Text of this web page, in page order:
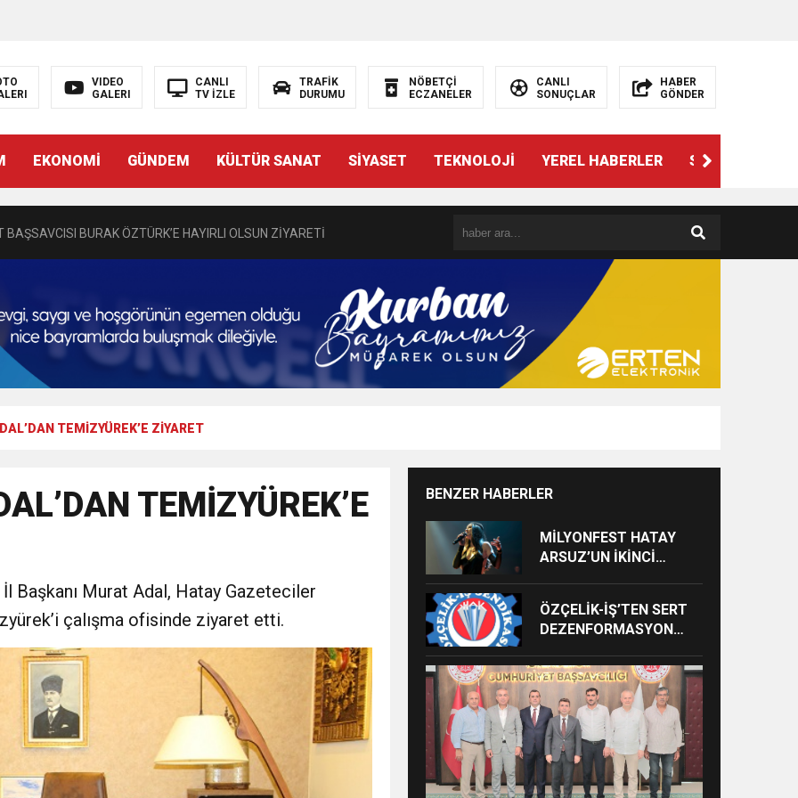
VIDEO
GALERI
CANLI
TV İZLE
TRAFİK
DURUMU
NÖBETÇİ
ECZANELER
CANLI
SONUÇLAR
HABER
GÖNDER
EKONOMİ GÜNDEM KÜLTÜR SANAT SİYASET TEKNOLOJİ YEREL HABERLER SPOR
BAŞSAVCISI BURAK ÖZTÜRK’E HAYIRLI OLSUN ZİYARETİ
PERDE ARKASI: GÖRÜNENDEN DAHA FAZLASI MI VAR?
Törenle Hizmete Açıldı
CUMHURİYET BAYRAMI MESAJI
EMRAH KARAÇAY’A SEVGİ SELİ
GÖNÜLLERE DOKUNAN ZİYARET
TEMİZYÜREK’E ZİYARET
TEMİZYÜREK’E
Murat Adal, Hatay Gazeteciler
çalışma ofisinde ziyaret etti.
BENZER HABERLER
MİLYONFEST HATAY
ARSUZ’UN İKİNCİ
ALACAK
ÖZÇELİK-İŞ’TEN SERT
DEZENFORMASYON
VE CEZAİ SÜREÇ
BAŞLATILDI”